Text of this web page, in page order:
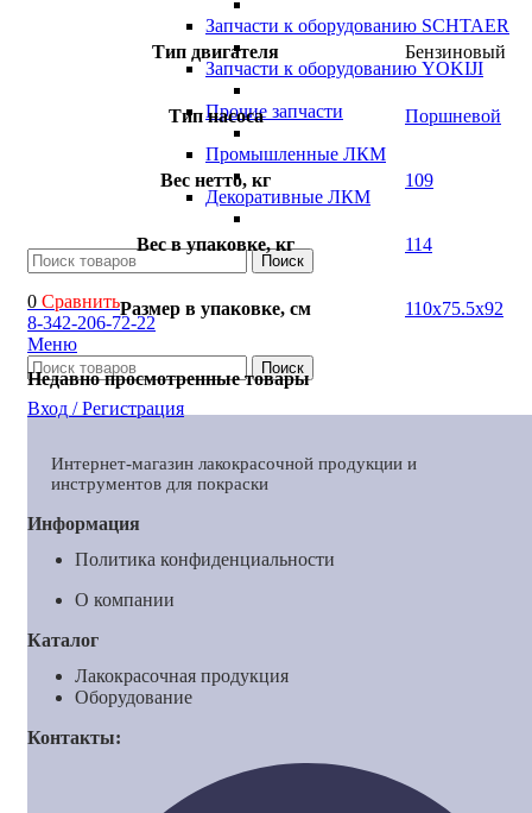
Запчасти к оборудованию SCHTAER
Запчасти к оборудованию YOKIJI
Прочие запчасти
Промышленные ЛКМ
Декоративные ЛКМ
Поиск
0 Сравнить
8-342-206-72-22
Меню
Поиск
Вход / Регистрация
Тип двигателя Бензиновый
Тип насоса Поршневой
Вес нетто, кг 109
Вес в упаковке, кг 114
Размер в упаковке, см 110х75.5х92
Недавно просмотренные товары
Интернет-магазин лакокрасочной продукции и
инструментов для покраски
Информация
Политика конфиденциальности
О компании
Каталог
Лакокрасочная продукция
Оборудование
Контакты: